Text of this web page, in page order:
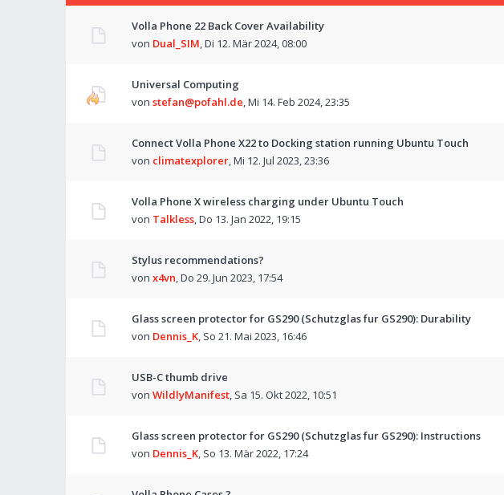
Volla Phone 22 Back Cover Availability
von Dual_SIM,Di 12. Mär 2024, 08:00
Universal Computing
von stefan@pofahl.de,Mi 14. Feb 2024, 23:35
Connect Volla Phone X22 to Docking station running Ubuntu Touch
von climatexplorer,Mi 12. Jul 2023, 23:36
Volla Phone X wireless charging under Ubuntu Touch
von Talkless,Do 13. Jan 2022, 19:15
Stylus recommendations?
von x4vn,Do 29. Jun 2023, 17:54
Glass screen protector for GS290 (Schutzglas fur GS290): Durability
von Dennis_K, So 21. Mai 2023, 16:46
USB-C thumb drive
von WildlyManifest, Sa 15. Okt 2022, 10:51
Glass screen protector for GS290 (Schutzglas fur GS290): Instructions
von Dennis_K, So 13. Mär 2022, 17:24